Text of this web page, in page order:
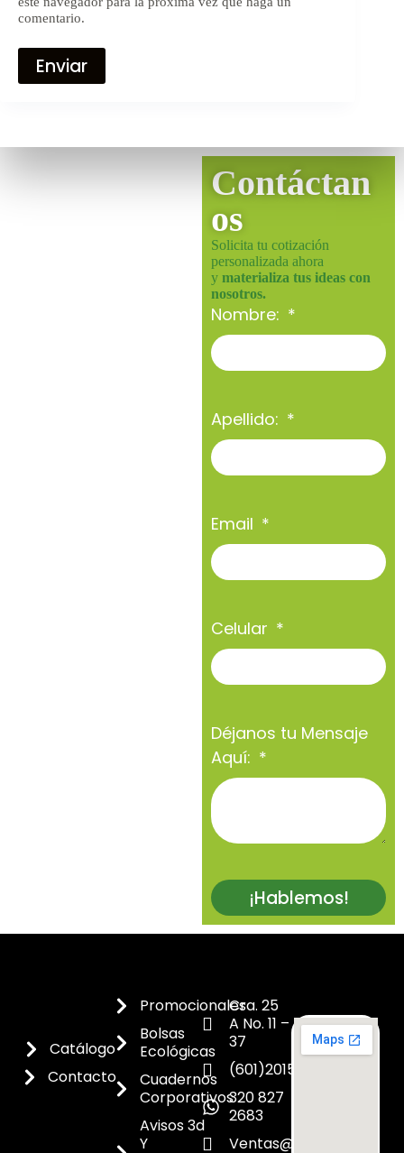
comentario.
Enviar
Contáctan
os
Solicita tu cotización
personalizada ahora
y materializa tus ideas con
nosotros.
Nombre:
Apellido:
Email
Celular
Déjanos tu Mensaje
Aquí:
¡Hablemos!
Catálogo
Contacto
Promocionales
Bolsas
Ecológicas
Cuadernos
Corporativos
Avisos 3d
Y
Cra. 25
A No. 11 –
37
(601)2015300
320 827
2683
Ventas@dicoes.co